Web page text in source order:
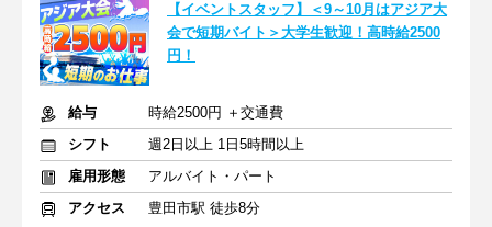
【イベントスタッフ】＜9～10月はアジア大
会で短期バイト＞大学生歓迎！高時給2500
円！
給与
時給2500円 ＋交通費
シフト
週2日以上 1日5時間以上
雇用形態
アルバイト・パート
アクセス
豊田市駅 徒歩8分